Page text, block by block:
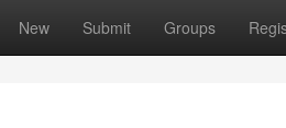
New Submit Groups